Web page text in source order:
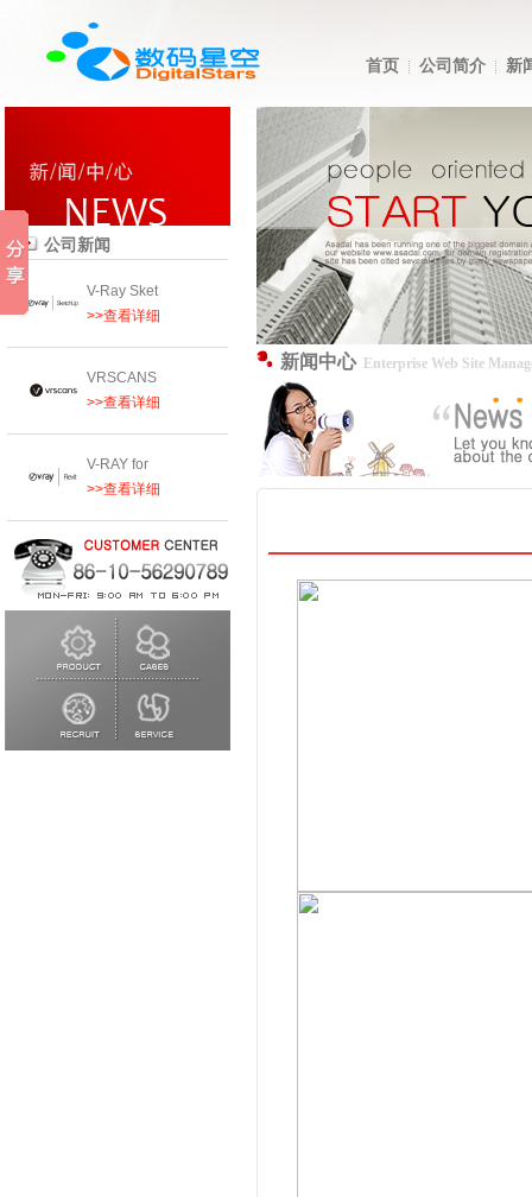
首页 公司简介 新
公司新闻
V-Ray Sket
>>查看详细
VRSCANS
>>查看详细
V-RAY for
>>查看详细
新闻中心 Enterprise Web Site